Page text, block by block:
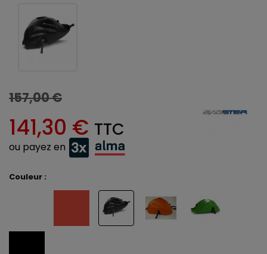
157,00 €
141,30 € TTC
ou payez en
Couleur :